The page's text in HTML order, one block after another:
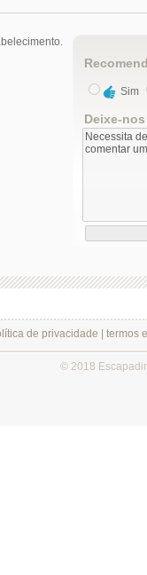
Sim
Deixe-
de privacidade termos
© 2018